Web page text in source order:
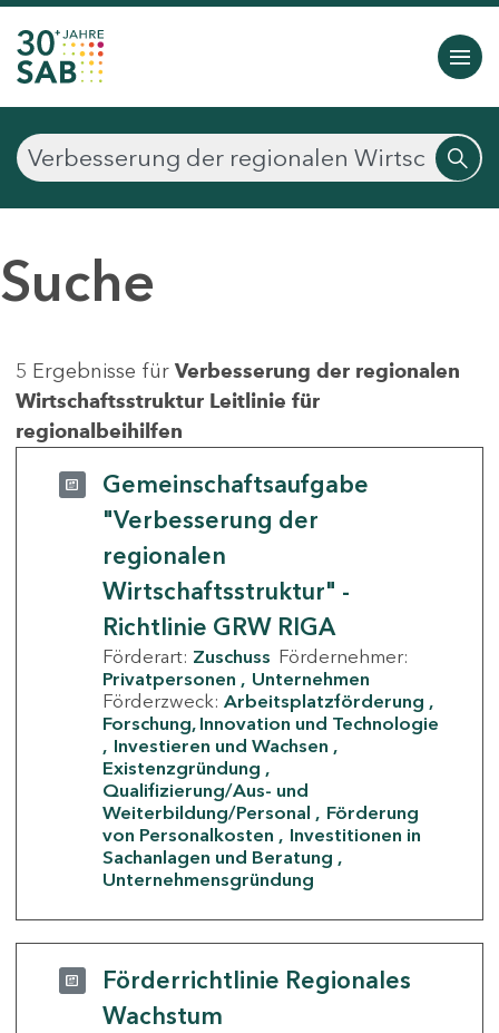
Suche
5 Ergebnisse für Verbesserung der regionalen
Wirtschaftsstruktur Leitlinie für
regionalbeihilfen
Gemeinschaftsaufgabe
"Verbesserung der
regionalen
Wirtschaftsstruktur" -
Richtlinie GRW RIGA
Förderart: Zuschuss Fördernehmer:
Privatpersonen
Unternehmen
Förderzweck: Arbeitsplatzförderung
Forschung, Innovation und Technologie
Investieren und Wachsen
Existenzgründung
Qualifizierung/Aus- und
Weiterbildung/Personal
Förderung
von Personalkosten
Investitionen in
Sachanlagen und Beratung
Unternehmensgründung
Förderrichtlinie Regionales
Wachstum